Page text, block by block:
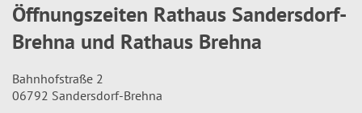
Öffnungszeiten Rathaus Sandersdorf-
Brehna und Rathaus Brehna
Bahnhofstraße 2
06792 Sandersdorf-Brehna